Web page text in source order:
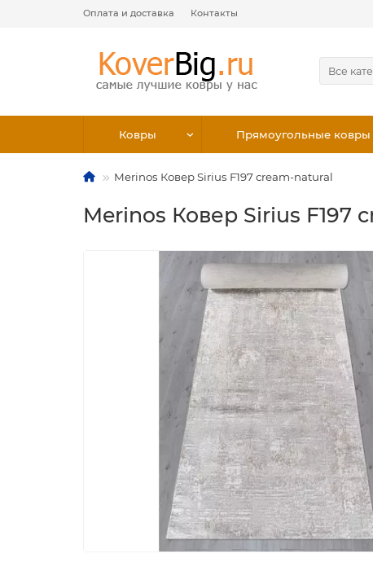
Оплата и доставка Контакты
Все
Ковры Прямоугольные ковры
Merinos Ковер Sirius F197 cream-natural
Merinos Ковер Sirius F197